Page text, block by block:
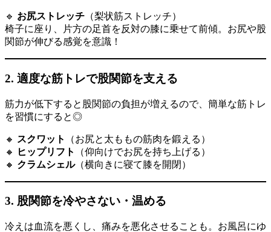
🔹 お尻ストレッチ （梨状筋ストレッチ）
椅子に座り、片方の足首を反対の膝に乗せて前傾。お尻や股
関節が伸びる感覚を意識！
2. 適度な筋トレで股関節を支える
筋力が低下すると股関節の負担が増えるので、簡単な筋トレ
を習慣にすると◎
🔸 スクワット
（お尻と太ももの筋肉を鍛える）
🔸
ヒップリフト
（仰向けでお尻を持ち上げる）
🔸 クラムシェル（横向きに寝て膝を開閉）
3. 股関節を冷やさない・温める
冷えは血流を悪くし、痛みを悪化させることも。お風呂にゆ